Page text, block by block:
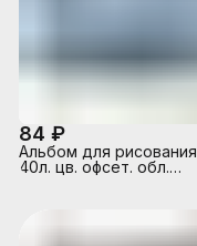
84 ₽
Альбом для рисования
40л. цв. офсет. обл.